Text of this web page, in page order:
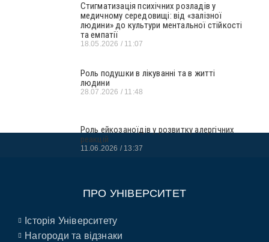
Стигматизація психічних розладів у
медичному середовищі: від «залізної
людини» до культури ментальної стійкості
та емпатії
18.05.2026 11:07
Роль подушки в лікуванні та в житті
людини
28.07.2026 11:48
Роль ейкозаноїдів у розвитку алергічних
реакцій
11.06.2026 13:37
ПРО УНІВЕРСИТЕТ
Історія Університету
Нагороди та відзнаки